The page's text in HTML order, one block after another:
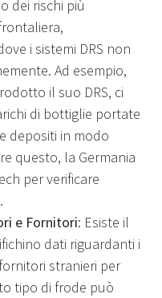
dei rischi più
i sistemi DRS non
Ad esempio,
il suo DRS, ci
di bottiglie portate
depositi in modo
questo, la Germania
per verificare
e Fornitori: Esiste il
dati riguardanti i
stranieri per
tipo di frode può